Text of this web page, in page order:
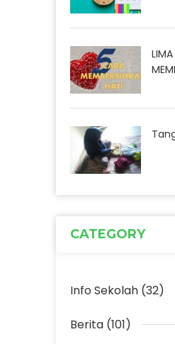
CATEGORY
Info Sekolah (32)
Berita (101)